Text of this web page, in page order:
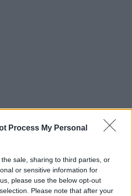
Process My Personal
sale, sharing to third parties, or
or sensitive information for
please use the below opt-out
Please note that after your